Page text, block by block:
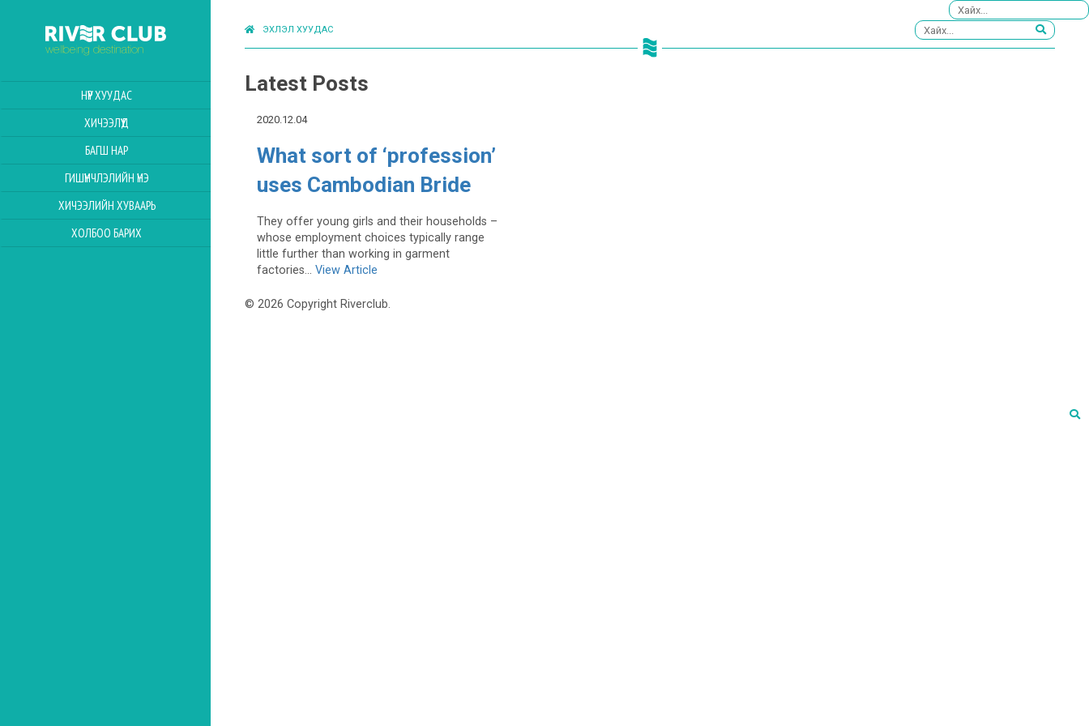
НҮҮР ХУУДАС
ХИЧЭЭЛҮҮД
БАГШ НАР
ГИШҮҮНЧЛЭЛИЙН ҮНЭ
ХИЧЭЭЛИЙН ХУВААРЬ
ХОЛБОО БАРИХ
ЭХЛЭЛ ХУУДАС
Latest Posts
2020.12.04
What sort of ‘profession’
uses Cambodian Bride
They offer young girls and their households –
whose employment choices typically range
little further than working in garment
factories... View Article
© 2026 Copyright Riverclub.